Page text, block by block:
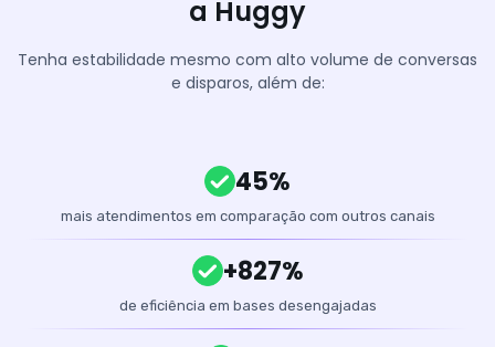
a Huggy
Tenha estabilidade mesmo com alto volume de conversas
e disparos, além de:
45%
mais atendimentos em comparação com outros canais
+827%
de eficiência em bases desengajadas